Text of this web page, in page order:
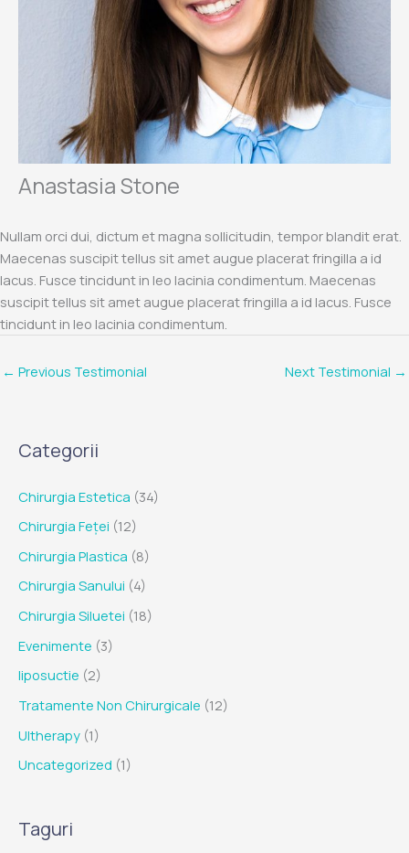
Anastasia Stone
Nullam orci dui, dictum et magna sollicitudin, tempor blandit erat.
Maecenas suscipit tellus sit amet augue placerat fringilla a id
lacus. Fusce tincidunt in leo lacinia condimentum. Maecenas
suscipit tellus sit amet augue placerat fringilla a id lacus. Fusce
tincidunt in leo lacinia condimentum.
← Previous Testimonial Next Testimonial →
Categorii
Chirurgia Estetica (34)
Chirurgia Feței (12)
Chirurgia Plastica (8)
Chirurgia Sanului (4)
Chirurgia Siluetei (18)
Evenimente (3)
liposuctie (2)
Tratamente Non Chirurgicale (12)
Ultherapy (1)
Uncategorized (1)
Taguri